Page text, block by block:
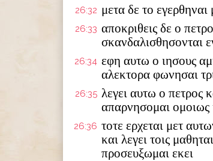
26:32 μετα δε το
26:33 αποκριθεις δε ο
σκανδαλισθησονται
26:34 εφη αυτω ο ιησους
αλεκτορα φωνησαι
26:35 λεγει αυτω ο πετρος
απαρνησομαι ομοιως
26:36 τοτε ερχεται μετ
και λεγει τοις
προσευξωμαι εκει